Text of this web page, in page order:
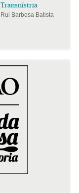
Transnístria
Rui Barbosa Batista